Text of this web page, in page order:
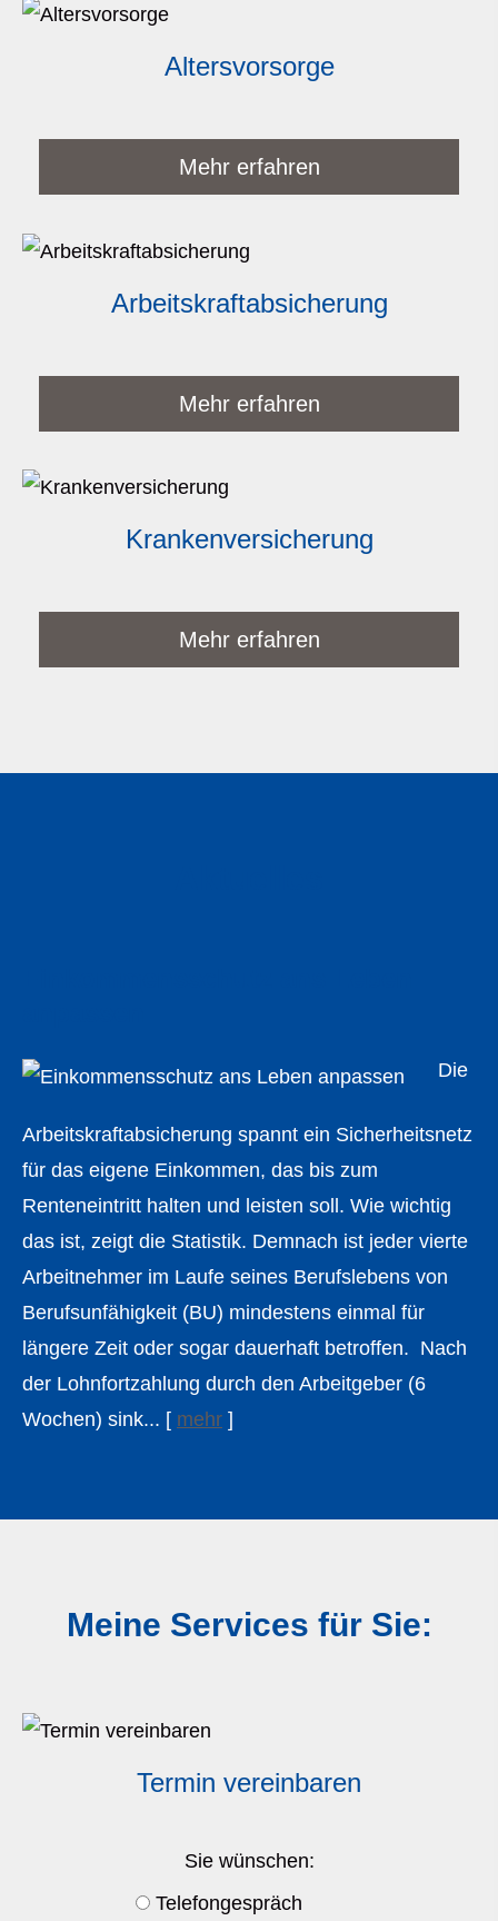
Alters­vorsorge
Mehr erfahren
Arbeitskraftabsicherung
Mehr erfahren
Kranken­ver­si­che­rung
Mehr erfahren
Die
Arbeitskraftabsicherung spannt ein Sicherheitsnetz
für das eigene Einkommen, das bis zum
Renteneintritt halten und leisten soll. Wie wichtig
das ist, zeigt die Statistik. Demnach ist jeder vierte
Arbeitnehmer im Laufe seines Berufslebens von
Berufsunfähigkeit (BU) mindestens einmal für
längere Zeit oder sogar dauerhaft betroffen. Nach
der Lohnfortzahlung durch den Arbeitgeber (6
Wochen) sink... [ mehr ]
Meine Services für Sie:
Termin ver­ein­baren
Sie wün­schen:
Tele­fon­ge­spräch